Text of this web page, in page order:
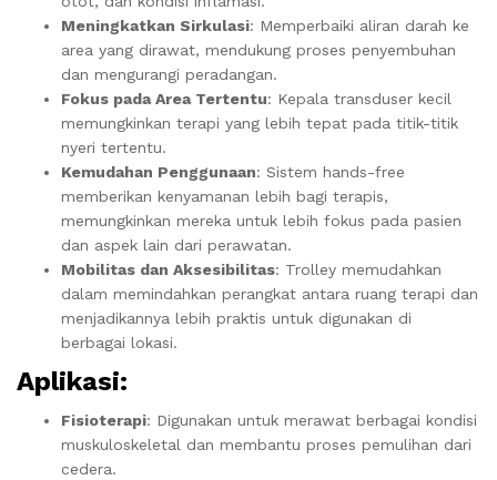
Meningkatkan Sirkulasi: Memperbaiki aliran darah ke
area yang dirawat, mendukung proses penyembuhan
dan mengurangi peradangan.
Fokus pada Area Tertentu: Kepala transduser kecil
memungkinkan terapi yang lebih tepat pada titik-titik
nyeri tertentu.
Kemudahan Penggunaan: Sistem hands-free
memberikan kenyamanan lebih bagi terapis,
memungkinkan mereka untuk lebih fokus pada pasien
dan aspek lain dari perawatan.
Mobilitas dan Aksesibilitas: Trolley memudahkan
dalam memindahkan perangkat antara ruang terapi dan
menjadikannya lebih praktis untuk digunakan di
berbagai lokasi.
Aplikasi:
Fisioterapi: Digunakan untuk merawat berbagai kondisi
muskuloskeletal dan membantu proses pemulihan dari
cedera.